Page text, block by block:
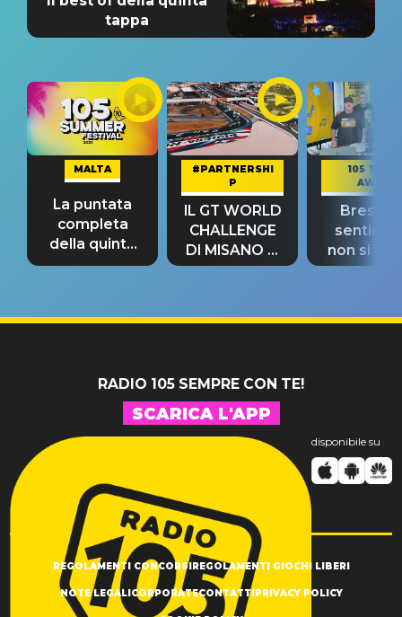
tappa
MALTA
La puntata
completa
della quinta
tappa
#PARTNERSHI
P
IL GT WORLD
CHALLENGE
DI MISANO si
riconferma
105 TAKE
AWAY
Bresh:
non si
fino alla
RADIO 105 SEMPRE CON TE!
SCARICA L'APP
disponibile su
REGOLAMENTI CONCORSIREGOLAMENTI GIOCHI LIBERI
NOTE LEGALICORPORATECONTATTIPRIVACY POLICY